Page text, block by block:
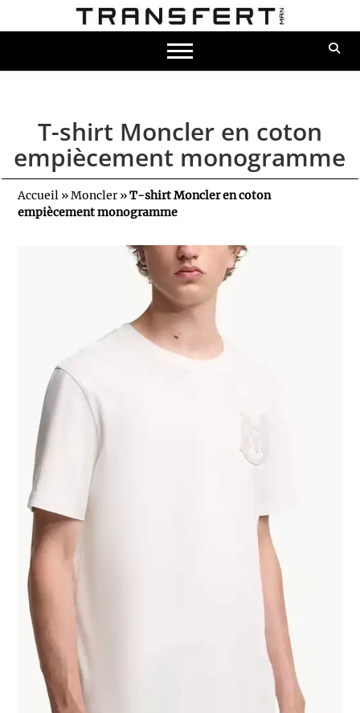
T-shirt Moncler en coton
empiècement monogramme
Accueil »Moncler»T-shirt Moncler en coton
empiècement monogramme